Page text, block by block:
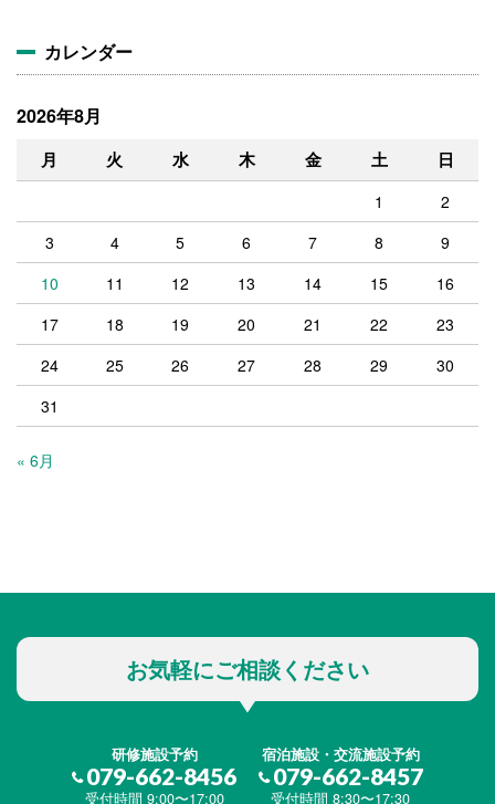
カレンダー
2026年8月
月 火 水 木 金 土 日
1
2
3
4 5 6 7 8
9
10
11 12 13 14 15
16
17
18 19 20 21 22
23
24
25 26 27 28 29
30
31
« 6月
お気軽にご相談ください
研修施設予約
079-662-8456
受付時間 9:00〜17:00
宿泊施設・交流施設予約
079-662-8457
受付時間 8:30〜17:30